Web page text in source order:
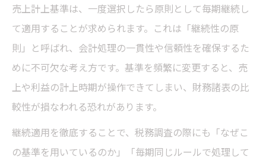
売上計上基準は、一度選択したら原則として毎期継続し
て適用することが求められます。これは「継続性の原
則」と呼ばれ、会計処理の一貫性や信頼性を確保するた
めに不可欠な考え方です。基準を頻繁に変更すると、売
上や利益の計上時期が操作できてしまい、財務諸表の比
較性が損なわれる恐れがあります。
継続適用を徹底することで、税務調査の際にも「なぜこ
の基準を用いているのか」「毎期同じルールで処理して